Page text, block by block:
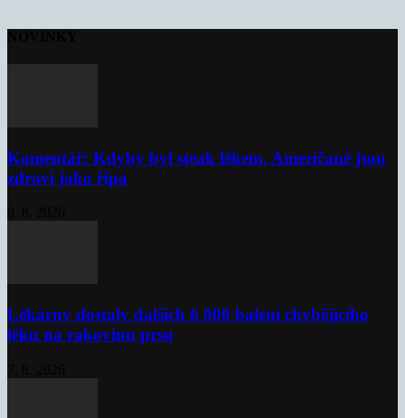
Komentář: Kdyby byl steak lékem, Američané jsou
zdraví jako řípa
Lékárny dostaly dalších 6 000 balení chybějícího
léku na rakovinu prsu